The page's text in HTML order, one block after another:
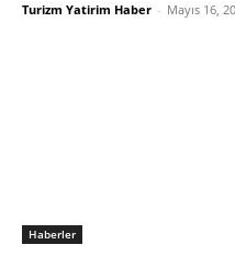
Turizm Yatirim Haber - Mayıs 16,
Haberler